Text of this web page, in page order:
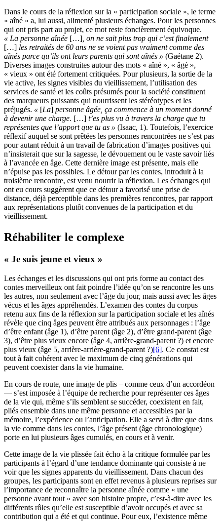
Dans le cours de la réflexion sur la « participation sociale », le terme
« aîné » a, lui aussi, alimenté plusieurs échanges. Pour les personnes
qui ont pris part au projet, ce mot reste foncièrement équivoque.
« La personne aînée […] , on ne sait plus trop qui c’est finalement
[…] les retraités de 60 ans ne se voient pas vraiment comme des
aînés parce qu’ils ont leurs parents qui sont aînés » (Gaétane 2).
Diverses images construites autour des mots « aîné », « âgé »,
« vieux » ont été fortement critiquées. Pour plusieurs, la sortie de la
vie active, les signes visibles du vieillissement, l’utilisation des
services de santé et les coûts présumés pour la société constituent
des marqueurs puissants qui nourrissent les stéréotypes et les
préjugés. « [La] personne âgée, ça commence à un moment donné
à devenir une charge. […] t’es plus vu à travers la charge que tu
représentes que l’apport que tu as » (Isaac, 1). Toutefois, l’exercice
réflexif auquel se sont prêtées les personnes rencontrées ne s’est pas
pour autant réduit à un travail de fabrication d’images positives qui
n’insisterait que sur la sagesse, le dévouement ou le vaste savoir liés
à l’avancée en âge. Cette dernière image est présente, mais elle
n’épuise pas les possibles. Le détour par les contes, introduit à la
troisième rencontre, est venu nourrir la réflexion. Les échanges qui
ont eu cours suggèrent que ce détour a favorisé une prise de
distance, déjà perceptible dans les premières rencontres, par rapport
aux représentations plutôt convenues de la participation et du
vieillissement.
Réhabiliter le complexe
« Je suis jeune et vieux »
Les échanges et les discussions qui ont pris forme au contact des
contes merveilleux ont fait poindre l’idée qu’on se rencontre les uns
les autres, non seulement avec l’âge du jour, mais aussi avec les âges
vécus et les âges appréhendés. L’examen des contes du corpus
retenu aux fins de la réflexion sur la participation sociale et les aînés
révèle que cinq âges peuvent être attribués aux personnages : l’âge
d’être enfant (âge 1), d’être parent (âge 2), d’être grand-parent (âge
3), d’être plus vieux encore (âge 4, arrière-grand-parent ?) et encore
plus vieux (âge 5, arrière-arrière-grand-parent ?)[6]. Ce constat est
tout à fait cohérent avec le maximum de cinq générations qui
peuvent coexister dans la vie humaine.
En cours de route, une image de plis – comme ceux d’un accordéon
— s’est imposée à l’équipe de recherche pour représenter ces âges
de la vie qui, même s’ils semblent se succéder, coexistent en fait,
pliés ensemble dans une même personne et accessibles par la
mémoire, l’expérience ou l’anticipation. Elle a servi à dire que dans
la vie comme dans les contes, l’âge présent (âge chronologique)
porte en lui plusieurs âges cumulés, en cours et à venir.
Cette image de la vie plissée fait écho à la critique formulée par les
participants à l’égard d’une tendance dominante qui consiste à ne
voir que les signes apparents du vieillissement. Dans chacun des
groupes, les participants sont en effet revenus à plusieurs reprises sur
l’importance de reconnaître la personne aînée comme « une
personne avant tout » avec son histoire propre, c’est-à-dire avec les
différents rôles qu’elle est susceptible d’avoir occupés et avec sa
contribution qui a été et qui continue. Pour eux, l’existence même